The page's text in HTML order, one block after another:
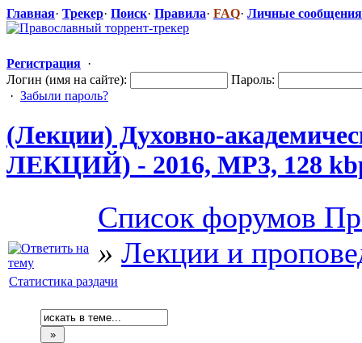
Главная· Трекер· Поиск· Правила· FAQ· Личные сообщения
Регистрация ·
Логин (имя на сайте):
Пароль:
· Забыли пароль?
(Лекции) Духовно-акад
ЛЕКЦИЙ) - 2016, MP3, 128
Список форумов
» Лекции и
Статистика раздачи